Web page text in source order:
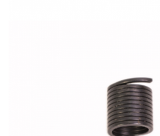
Tricicluri cargo fara permis